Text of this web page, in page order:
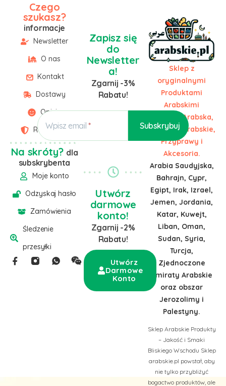
Czego
szukasz?
informacje
Newsletter
O nas
Kontakt
Dostawy
Opinie
Regulamin
Na skróty? dla
subskrybenta
Moje konto
Odzyskaj hasło
Zamówienia
Śledzenie
przesyłki
Sklep z
oryginalnymi
Produktami
Arabskimi
Żywność Arabska,
Słodycze Arabskie,
Przyprawy i
Akcesoria.
Arabia Saudyjska,
Bahrajn, Cypr,
Egipt, Irak, Izrael,
Jemen, Jordania,
Katar, Kuwejt,
Liban, Oman,
Sudan, Syria,
Turcja,
Zjednoczone
Emiraty Arabskie
oraz obszar
Jerozolimy i
Palestyny.
Sklep Arabskie Produkty
– Jakość i Smaki
Bliskiego Wschodu Sklep
arabskie.pl powstał, aby
nie tylko przybliżyć
bogactwo produktów, ale
Zapisz się
do
Newsletter
a!
Zgarnij -3%
Rabatu!
Wpisz email
Utwórz
darmowe
konto!
Zgarnij -2%
Rabatu!
Utwórz
Darmowe
Konto